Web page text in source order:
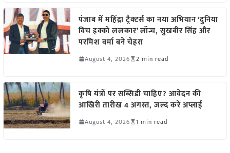
पंजाब में महिंद्रा ट्रैक्टर्स का नया अभियान ‘दुनिया
विच इक्को ललकार’ लॉन्च, सुखबीर सिंह और
परमिश वर्मा बने चेहरा
August 4, 2026 2 min read
कृषि यंत्रों पर सब्सिडी चाहिए? आवेदन की
आखिरी तारीख 4 अगस्त, जल्द करें अप्लाई
August 4, 2026 1 min read